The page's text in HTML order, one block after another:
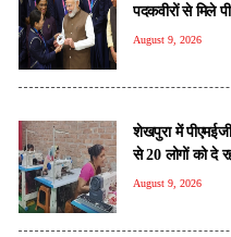
पदकवीरों से मिले
August 9, 2026
शेखपुरा में
से 20 लोगों को दे
August 9, 2026